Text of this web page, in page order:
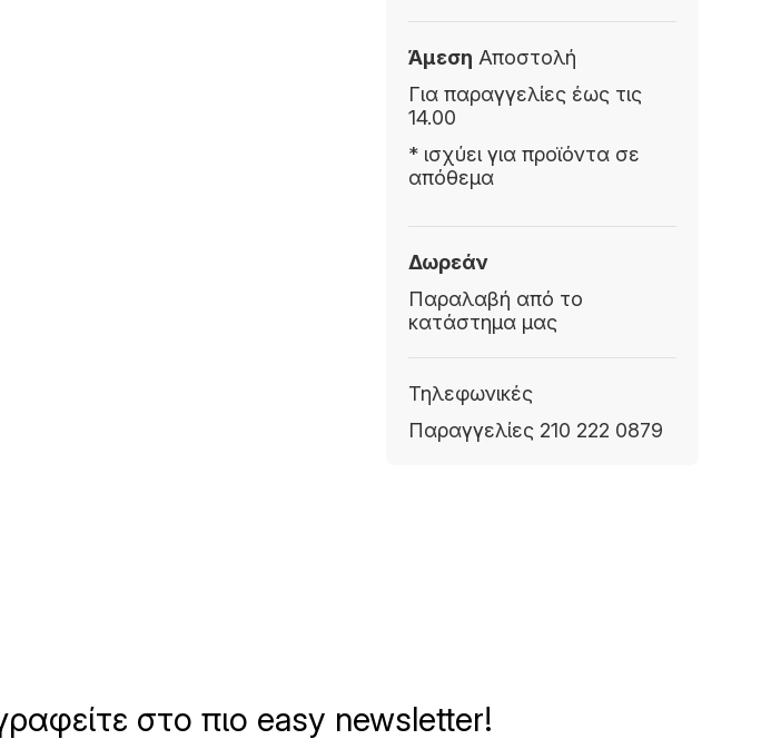
Άμεση Αποστολή
Για παραγγελίες έως τις
14.00
* ισχύει για προϊόντα σε
απόθεμα
Δωρεάν
Παραλαβή από το
κατάστημα μας
Τηλεφωνικές
Παραγγελίες 210 222 0879
στο πιο easy newsletter!